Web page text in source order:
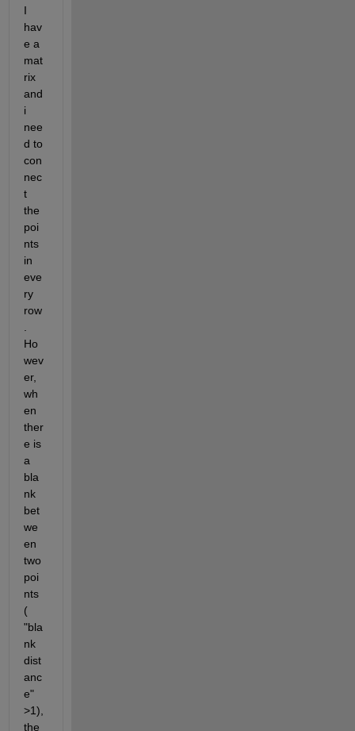
I
hav
e a
mat
rix
and
i
nee
d to
con
nec
t
the
poi
nts
in
eve
ry
row
Ho
wev
er,
wh
en
ther
e is
a
bla
nk
bet
we
en
two
poi
nts
(
"bla
nk
dist
anc
e"
>1),
the